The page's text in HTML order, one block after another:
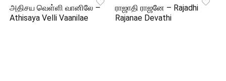
அதிசய வெள்ளி வானிலே –
Athisaya Velli Vaanilae
ராஜாதி ராஜனே – Rajadhi
Rajanae Devathi